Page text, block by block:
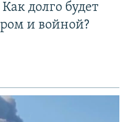
долго будет
и войной?